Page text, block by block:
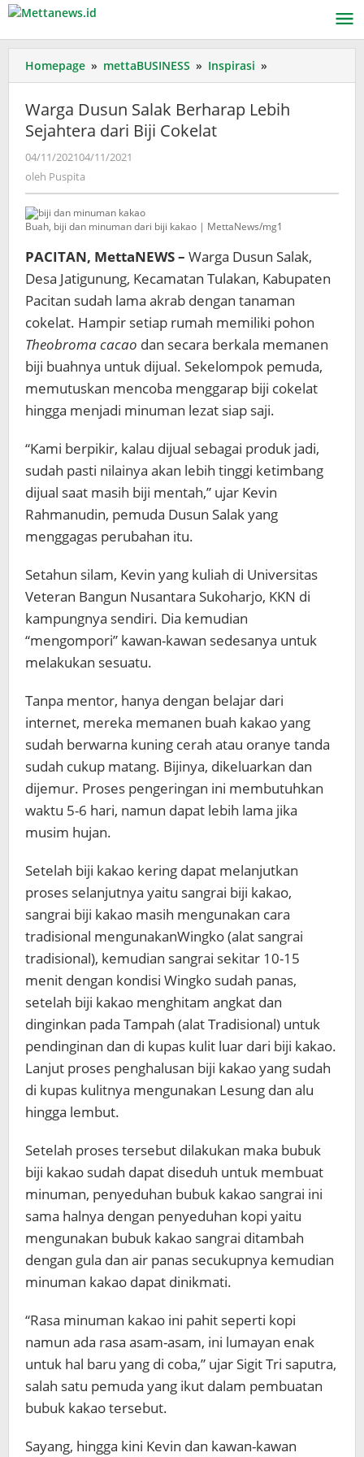
Lewati
konten
Homepage » mettaBUSINESS » Inspirasi »
Dusun
Berharap
Warga Dusun Salak Berharap Lebih
Sejahtera dari Biji Cokelat
04/11/202104/11/2021
oleh Puspita
Buah, biji dan minuman dari biji kakao | MettaNews/mg1
PACITAN, MettaNEWS – Warga Dusun Salak,
Desa Jatigunung, Kecamatan Tulakan, Kabupaten
Pacitan sudah lama akrab dengan tanaman
cokelat. Hampir setiap rumah memiliki pohon
Theobroma cacao dan secara berkala memanen
biji buahnya untuk dijual. Sekelompok pemuda,
memutuskan mencoba menggarap biji cokelat
hingga menjadi minuman lezat siap saji.
“Kami berpikir, kalau dijual sebagai produk jadi,
sudah pasti nilainya akan lebih tinggi ketimbang
dijual saat masih biji mentah,” ujar Kevin
Rahmanudin, pemuda Dusun Salak yang
menggagas perubahan itu.
Setahun silam, Kevin yang kuliah di Universitas
Veteran Bangun Nusantara Sukoharjo, KKN di
kampungnya sendiri. Dia kemudian
“mengompori” kawan-kawan sedesanya untuk
melakukan sesuatu.
Tanpa mentor, hanya dengan belajar dari
internet, mereka memanen buah kakao yang
sudah berwarna kuning cerah atau oranye tanda
sudah cukup matang. Bijinya, dikeluarkan dan
dijemur. Proses pengeringan ini membutuhkan
waktu 5-6 hari, namun dapat lebih lama jika
musim hujan.
Setelah biji kakao kering dapat melanjutkan
proses selanjutnya yaitu sangrai biji kakao,
sangrai biji kakao masih mengunakan cara
tradisional mengunakanWingko (alat sangrai
tradisional), kemudian sangrai sekitar 10-15
menit dengan kondisi Wingko sudah panas,
setelah biji kakao menghitam angkat dan
dinginkan pada Tampah (alat Tradisional) untuk
pendinginan dan di kupas kulit luar dari biji kakao.
Lanjut proses penghalusan biji kakao yang sudah
di kupas kulitnya mengunakan Lesung dan alu
hingga lembut.
Setelah proses tersebut dilakukan maka bubuk
biji kakao sudah dapat diseduh untuk membuat
minuman, penyeduhan bubuk kakao sangrai ini
sama halnya dengan penyeduhan kopi yaitu
mengunakan bubuk kakao sangrai ditambah
dengan gula dan air panas secukupnya kemudian
minuman kakao dapat dinikmati.
“Rasa minuman kakao ini pahit seperti kopi
namun ada rasa asam-asam, ini lumayan enak
untuk hal baru yang di coba,” ujar Sigit Tri saputra,
salah satu pemuda yang ikut dalam pembuatan
bubuk kakao tersebut.
Sayang, hingga kini Kevin dan kawan-kawan